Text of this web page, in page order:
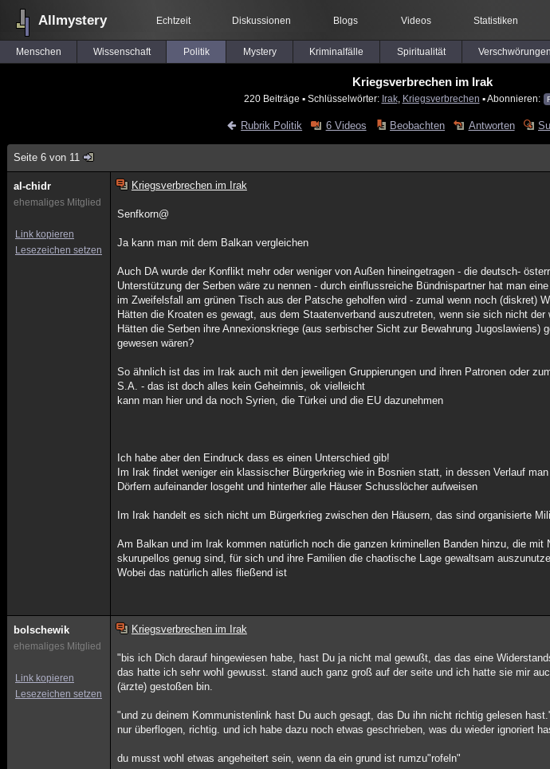
Allmystery Echtzeit Diskussionen Blogs Videos Statistiken
Menschen Wissenschaft Politik Mystery Kriminalfälle Spiritualität Verschwörungen
Kriegsverbrechen im Irak
220 Beiträge ▪ Schlüsselwörter: Irak, Kriegsverbrechen ▪ Abonnieren:
Rubrik Politik 6 Videos Beobachten Antworten
Seite 6 von 11
al-chidr
ehemaliges Mitglied
Link kopieren
Lesezeichen setzen
Kriegsverbrechen im Irak
Senfkorn@
Ja kann man mit dem Balkan vergleichen
Auch DA wurde der Konflikt mehr oder weniger von Außen hineingetragen - die deutsch-
Unterstützung der Serben wäre zu nennen - durch einflussreiche Bündnispartner hat man
im Zweifelsfall am grünen Tisch aus der Patsche geholfen wird - zumal wenn noch (diskret)
Hätten die Kroaten es gewagt, aus dem Staatenverband auszutreten, wenn sie sich nicht
Hätten die Serben ihre Annexionskriege (aus serbischer Sicht zur Bewahrung
gewesen wären?
So ähnlich ist das im Irak auch mit den jeweiligen Gruppierungen und ihren Patronen oder
S.A. - das ist doch alles kein Geheimnis, ok vielleicht
kann man hier und da noch Syrien, die Türkei und die EU dazunehmen
Ich habe aber den Eindruck dass es einen Unterschied gib!
Im Irak findet weniger ein klassischer Bürgerkrieg wie in Bosnien statt, in dessen Verlauf
Dörfern aufeinander losgeht und hinterher alle Häuser Schusslöcher aufweisen
Im Irak handelt es sich nicht um Bürgerkrieg zwischen den Häusern, das sind organisierte
Am Balkan und im Irak kommen natürlich noch die ganzen kriminellen Banden hinzu, die
skurupellos genug sind, für sich und ihre Familien die chaotische Lage gewaltsam
Wobei das natürlich alles fließend ist
bolschewik
ehemaliges Mitglied
Link kopieren
Lesezeichen setzen
Kriegsverbrechen im Irak
"bis ich Dich darauf hingewiesen habe, hast Du ja nicht mal gewußt, das das eine
das hatte ich sehr wohl gewusst. stand auch ganz groß auf der seite und ich hatte sie mir
(ärzte) gestoßen bin.
"und zu deinem Kommunistenlink hast Du auch gesagt, das Du ihn nicht richtig gelesen
nur überflogen, richtig. und ich habe dazu noch etwas geschrieben, was du wieder ignoriert
du musst wohl etwas angeheitert sein, wenn da ein grund ist rumzu"rofeln"